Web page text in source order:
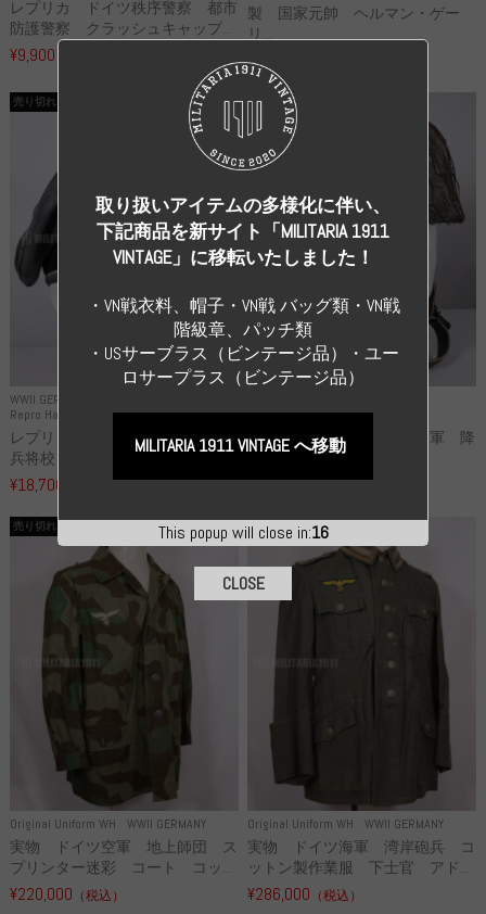
レプリカ ドイツ秩序警察 都市
防護警察 クラッシュキャップ...
¥9,900
製 国家元帥 ヘルマン・ゲー
リ...
¥55,000
WWII GERMANY
Repro Hat and Cap SS and WSS
売り切れ
レプリカ 武装親衛隊 WSS 歩
兵将校 クラッシュキャップ ...
¥18,700
Repro Hat and Cap Luftwaffe
売り切れ
高品質レプリカ ドイツ空軍 降
下猟兵 ヘルメット
¥49,800
Original Uniform WH WWII GERMANY
売り切れ
実物 ドイツ空軍 地上師団 ス
プリンター迷彩 コート コッ...
¥220,000 （税込）
Original Uniform WH WWII GERMANY
売り切れ
実物 ドイツ海軍 湾岸砲兵 コ
ットン製作業服 下士官 アド...
¥286,000 （税込）
This popup will close in:15
取り扱いアイテムの多様化に伴い、
下記商品を新サイト「MILITARIA 1911
VINTAGE」に移転いたしました！
・VN戦衣料、帽子・VN戦 バッグ類・VN戦
階級章、パッチ類
・USサーブラス（ビンテージ品）・ユー
ロサープラス（ビンテージ品）
MILITARIA 1911 VINTAGE へ移動
CLOSE